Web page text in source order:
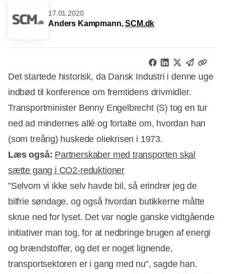
17.01.2020
Anders Kampmann,SCM.dk
Det startede historisk, da Dansk Industri i denne uge
indbød til konference om fremtidens drivmidler.
Transportminister Benny Engelbrecht (S) tog en tur
ned ad mindernes allé og fortalte om, hvordan han
(som treårig) huskede oliekrisen i 1973.
Læs også: Partnerskaber med transporten skal
sætte gang i CO2-reduktioner
Annonce
”Selvom vi ikke selv havde bil, så erindrer jeg de
bilfrie søndage, og også hvordan butikkerne måtte
skrue ned for lyset. Det var nogle ganske vidtgående
initiativer man tog, for at nedbringe brugen af energi
og brændstoffer, og det er noget lignende,
transportsektoren er i gang med nu”, sagde han.